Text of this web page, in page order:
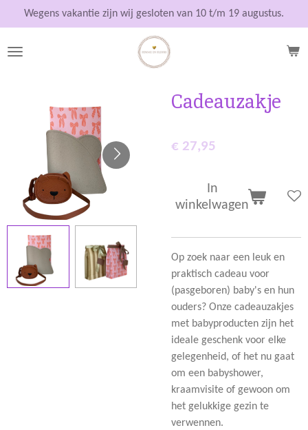
direct
naar
Wegens vakantie zijn wij gesloten van 10 t/m 19 augustus.
Cadeauzakje
€ 27,95
In
winkelwagen
Op zoek naar een leuk en
praktisch cadeau voor
(pasgeboren) baby's en hun
ouders? Onze cadeauzakjes
met babyproducten zijn het
ideale geschenk voor elke
gelegenheid, of het nu gaat
om een babyshower,
kraamvisite of gewoon om
het gelukkige gezin te
verwennen.